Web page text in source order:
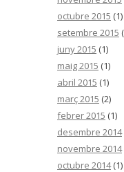
octubre 2015 (1)
setembre 2015
juny 2015 (1)
maig 2015 (1)
abril 2015 (1)
març 2015 (2)
febrer 2015 (1)
desembre 2014
novembre 2014
octubre 2014(1)